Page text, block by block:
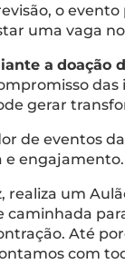
o
uma vaga
a doação
gerar
de eventos
e engajamento.
realiza um
caminhada
Até
com